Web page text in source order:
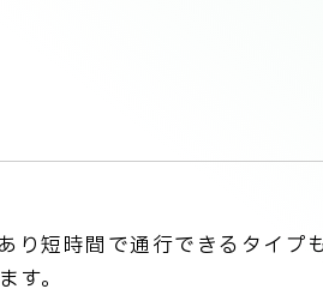
短時間で通行できるタイプも
。